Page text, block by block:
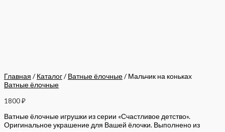
Главная / Каталог/ Ватные ёлочные/ Мальчик на коньках
Ватные ёлочные
1800₽
Ватные ёлочные игрушки из серии «Счастливое детство».
Оригинальное украшение для Вашей ёлочки. Выполнено из